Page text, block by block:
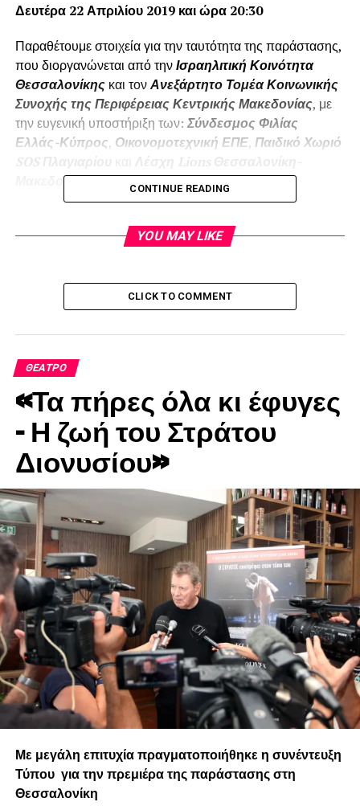
Δευτέρα 22 Απριλίου 2019 και ώρα 20:30
Παραθέτουμε στοιχεία για την ταυτότητα της παράστασης,
που διοργανώνεται από τηνΙσραηλιτική Κοινότητα
Θεσσαλονίκηςκαι τονΑνεξάρτητο Τομέα Κοινωνικής
Συνοχής της Περιφέρειας Κεντρικής Μακεδονίας, με
την ευγενική υποστήριξη των:Σύνδεσμος Φιλίας
Ελλάς-Κύπρος, Οικονομοτεχνική ΕΠΕ, Παιδικό Χωριό
Μακεδονία.
Στελίνα Ζακάρ……………………….. Άννα Φρανκ
Αλίκη Άντζελ………………………… Έντιθ Φρανκ
Σαλίνα Μαϊρ………………………….. Μαργκό Φρανκ
Χριστίνα Χαρατσίδου……………… Πετρονέλλα Βαν Ντάαν
Αλμπέρτο Πέρεζ……………………. Χανς Βαν Ντάαν
Σολομών Γκερσών…………………. Πήτερ Βαν Ντάαν
Χρήστος Βυρώζης………………….. Γιαν Ντούσελ
Δαυίδ Ναχμίας……………………….. Κύριος Κράλερ
Βάλια Χρυσοχόου………………….. Μιπ Γκις
Σκηνοθεσία:……………………………………… Γιάννης
Μαλλούχος
Βοηθός σκηνοθέτη:…………………………… Αλμπέρτο Σεβή
Σκηνικά:
…………………………………………… Αλμπέρτο
Σεβή & Κάρεν Απινιάν
CONTINUE READING
YOU MAY LIKE
CLICK TO COMMENT
ΘΈΑΤΡΟ
«Τα πήρες όλα κι έφυγες
– Η ζωή του Στράτου
Διονυσίου»
Με μεγάλη επιτυχία πραγματοποιήθηκε η συνέντευξη
Τύπου για την πρεμιέρα της παράστασης στη
Θεσσαλονίκη